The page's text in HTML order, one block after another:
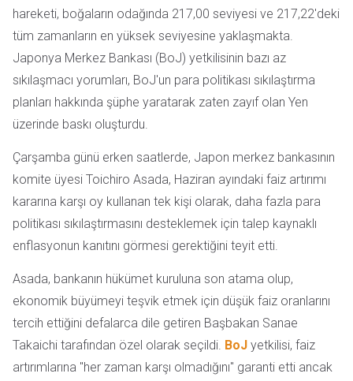
hareketi, boğaların odağında 217,00 seviyesi ve 217,22'deki
tüm zamanların en yüksek seviyesine yaklaşmakta.
Japonya Merkez Bankası (BoJ) yetkilisinin bazı az
sıkılaşmacı yorumları, BoJ'un para politikası sıkılaştırma
planları hakkında şüphe yaratarak zaten zayıf olan Yen
üzerinde baskı oluşturdu.
Çarşamba günü erken saatlerde, Japon merkez bankasının
komite üyesi Toichiro Asada, Haziran ayındaki faiz artırımı
kararına karşı oy kullanan tek kişi olarak, daha fazla para
politikası sıkılaştırmasını desteklemek için talep kaynaklı
enflasyonun kanıtını görmesi gerektiğini teyit etti.
Asada, bankanın hükümet kuruluna son atama olup,
ekonomik büyümeyi teşvik etmek için düşük faiz oranlarını
tercih ettiğini defalarca dile getiren Başbakan Sanae
Takaichi tarafından özel olarak seçildi. BoJ yetkilisi, faiz
artırımlarına "her zaman karşı olmadığını" garanti etti ancak